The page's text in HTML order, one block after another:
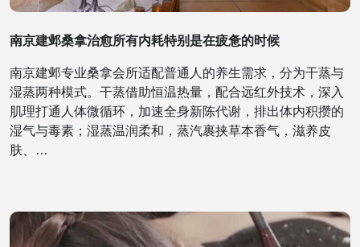
南京建邺桑拿治愈所有内耗特别是在疲惫的时候
南京建邺专业桑拿会所适配普通人的养生需求，分为干蒸与
湿蒸两种模式。干蒸借助恒温热量，配合远红外技术，深入
肌理打通人体微循环，加速全身新陈代谢，排出体内积攒的
湿气与毒素；湿蒸温润柔和，蒸汽裹挟草本香气，滋养皮
肤、…